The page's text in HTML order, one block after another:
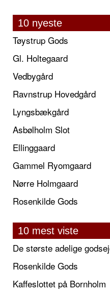
10 nyeste
Tøystrup Gods
Gl. Holtegaard
Vedbygård
Ravnstrup Hovedgård
Lyngsbækgård
Asbølholm Slot
Ellinggaard
Gammel Ryomgaard
Nørre Holmgaard
Rosenkilde Gods
10 mest viste
De største adelige
Rosenkilde Gods
Kaffeslottet på Bornholm